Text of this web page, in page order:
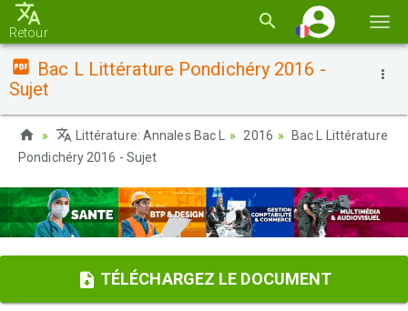
la
Retour
Bac L Littérature Pondichéry 2016 -
Sujet
Littérature: Annales Bac L 2016
Bac L Littérature
Pondichéry 2016 - Sujet
TÉLÉCHARGEZ LE DOCUMENT